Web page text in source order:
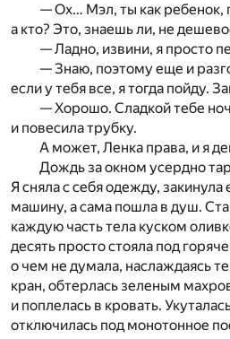
— Ох… Мэл, ты как ребенок,
а кто? Это, знаешь ли, не
— Ладно, извини, я просто
— Знаю, поэтому еще и
если у тебя все, я тогда пойду.
— Хорошо. Сладкой тебе
и повесила трубку.
А может, Ленка права, и я
Дождь за окном усердно
Я сняла с себя одежду,
машину, а сама пошла в душ.
каждую часть тела куском
десять просто стояла под
о чем не думала, наслаждаясь
кран, обтерлась зеленым
и поплелась в кровать.
отключилась под монотонное